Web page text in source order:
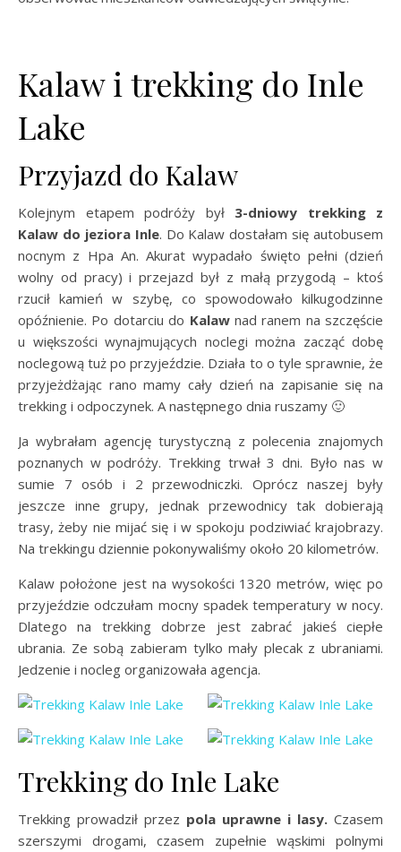
Kalaw i trekking do Inle
Lake
Przyjazd do Kalaw
Kolejnym etapem podróży był3-dniowy trekking z
Kalaw do jeziora Inle. Do Kalaw dostałam się autobusem
nocnym z Hpa An. Akurat wypadało święto pełni (dzień
wolny od pracy) i przejazd był z małą przygodą – ktoś
rzucił kamień w szybę, co spowodowało kilkugodzinne
opóźnienie. Po dotarciu do Kalawnad ranem na szczęście
u większości wynajmujących noclegi można zacząć dobę
noclegową tuż po przyjeździe. Działa to o tyle sprawnie, że
przyjeżdżając rano mamy cały dzień na zapisanie się na
trekking i odpoczynek. A następnego dnia ruszamy 🙂
Ja wybrałam agencję turystyczną z polecenia znajomych
poznanych w podróży. Trekking trwał 3 dni. Było nas w
sumie 7 osób i 2 przewodniczki. Oprócz naszej były
jeszcze inne grupy, jednak przewodnicy tak dobierają
trasy, żeby nie mijać się i w spokoju podziwiać krajobrazy.
Na trekkingu dziennie pokonywaliśmy około 20 kilometrów.
Kalaw położone jest na wysokości 1320 metrów, więc po
przyjeździe odczułam mocny spadek temperatury w nocy.
Dlatego na trekking dobrze jest zabrać jakieś ciepłe
ubrania. Ze sobą zabieram tylko mały plecak z ubraniami.
Jedzenie i nocleg organizowała agencja.
Trekking do Inle Lake
Trekking prowadził przez pola uprawne i lasy. Czasem
szerszymi drogami, czasem zupełnie wąskimi polnymi